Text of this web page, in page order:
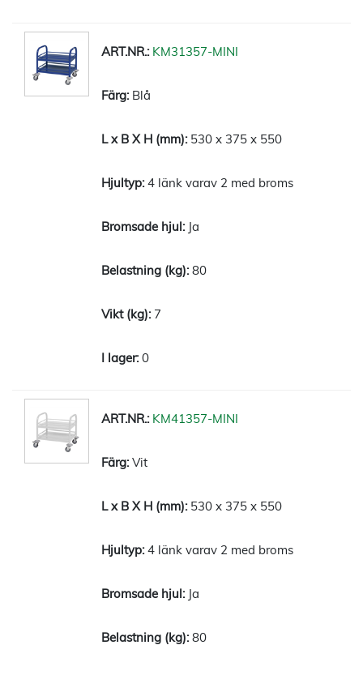
KM31357-MINI
Blå
530 x 375 x 550
4 länk varav 2 med broms
Ja
80
7
0
KM41357-MINI
Vit
530 x 375 x 550
4 länk varav 2 med broms
Ja
80